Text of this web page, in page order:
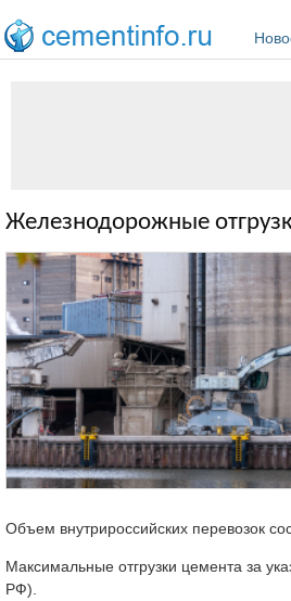
Железнодорожные
Объем внутрироссийских перевозок
Максимальные отгрузки цемента за
РФ).